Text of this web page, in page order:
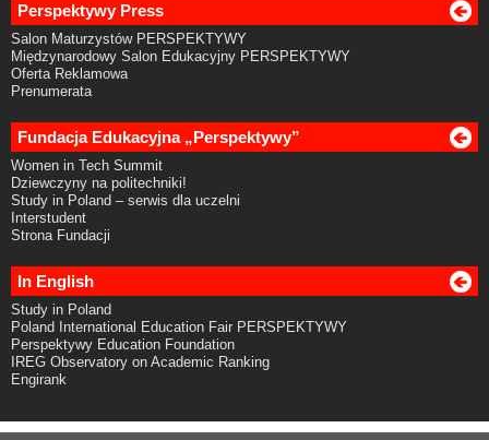
Perspektywy Press
Salon Maturzystów PERSPEKTYWY
Międzynarodowy Salon Edukacyjny PERSPEKTYWY
Oferta Reklamowa
Prenumerata
Fundacja Edukacyjna „Perspektywy”
Women in Tech Summit
Dziewczyny na politechniki!
Study in Poland – serwis dla uczelni
Interstudent
Strona Fundacji
In English
Study in Poland
Poland International Education Fair PERSPEKTYWY
Perspektywy Education Foundation
IREG Observatory on Academic Ranking
Engirank